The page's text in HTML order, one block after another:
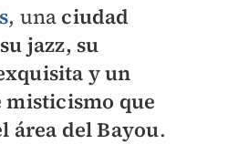
, una ciudad
jazz, su
y un
misticismo que
área del Bayou.